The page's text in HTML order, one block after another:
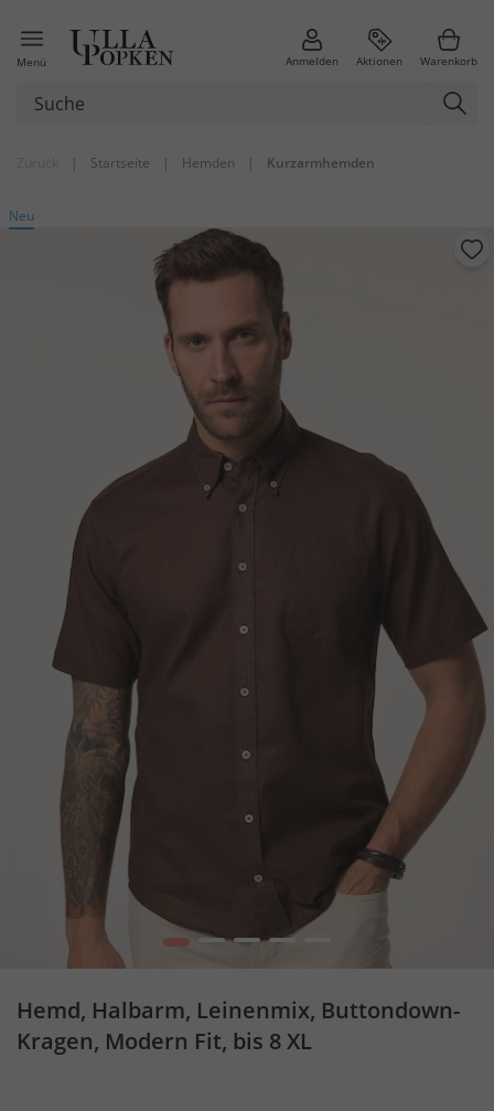
Menü Anmelden Aktionen Warenkorb
| Startseite | Hemden | Kurzarmhemden
Neu
1 2 3 4
Hemd, Halbarm, Leinenmix, Buttondown-
Kragen, Modern Fit, bis 8 XL